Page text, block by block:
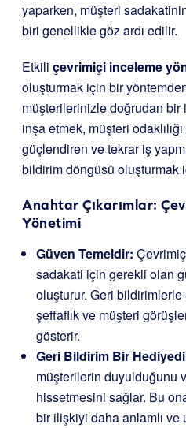
yaparken, müşteri
biri genellikle göz ardı edilir.
Etkili çevrimiçi inceleme
oluşturmak için bir
müşterilerinizle doğrudan bir
inşa etmek, müşteri
güçlendiren ve tekrar iş
bildirim döngüsü oluşturmak
Anahtar Çıkarımlar:
Yönetimi
Güven Temeldir:
sadakati için gerekli olan
oluşturur. Geri
şeffaflık ve müşteri
gösterir.
Geri Bildirim Bir
müşterilerin duyulduğunu
hissetmesini sağlar. Bu
bir ilişkiyi daha anlamlı ve